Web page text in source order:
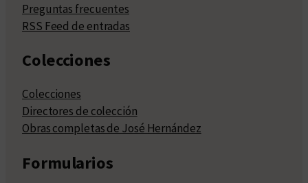
Preguntas frecuentes
RSS Feed de entradas
Colecciones
Colecciones
Directores de colección
Obras completas de José Hernández
Formularios